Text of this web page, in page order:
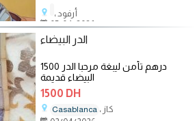
، أرفود
05/04/2026
الدر البيضاء
1500 درهم تأمن ليبغة مرحبا الدر
البيضاء قديمة
1500 DH
Casablanca
، كاز